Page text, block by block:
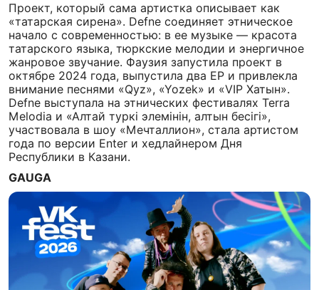
Проект, который сама артистка описывает как
«татарская сирена». Defne соединяет этническое
начало с современностью: в ее музыке — красота
татарского языка, тюркские мелодии и энергичное
жанровое звучание. Фаузия запустила проект в
октябре 2024 года, выпустила два EP и привлекла
внимание песнями «Qyz», «Yozek» и «VIP Хатын».
Defne выступала на этнических фестивалях Terra
Melodia и «Алтай туркі элемінін, алтын бесігі»,
участвовала в шоу «Мечталлион», стала артистом
года по версии Enter и хедлайнером Дня
Республики в Казани.
GAUGA